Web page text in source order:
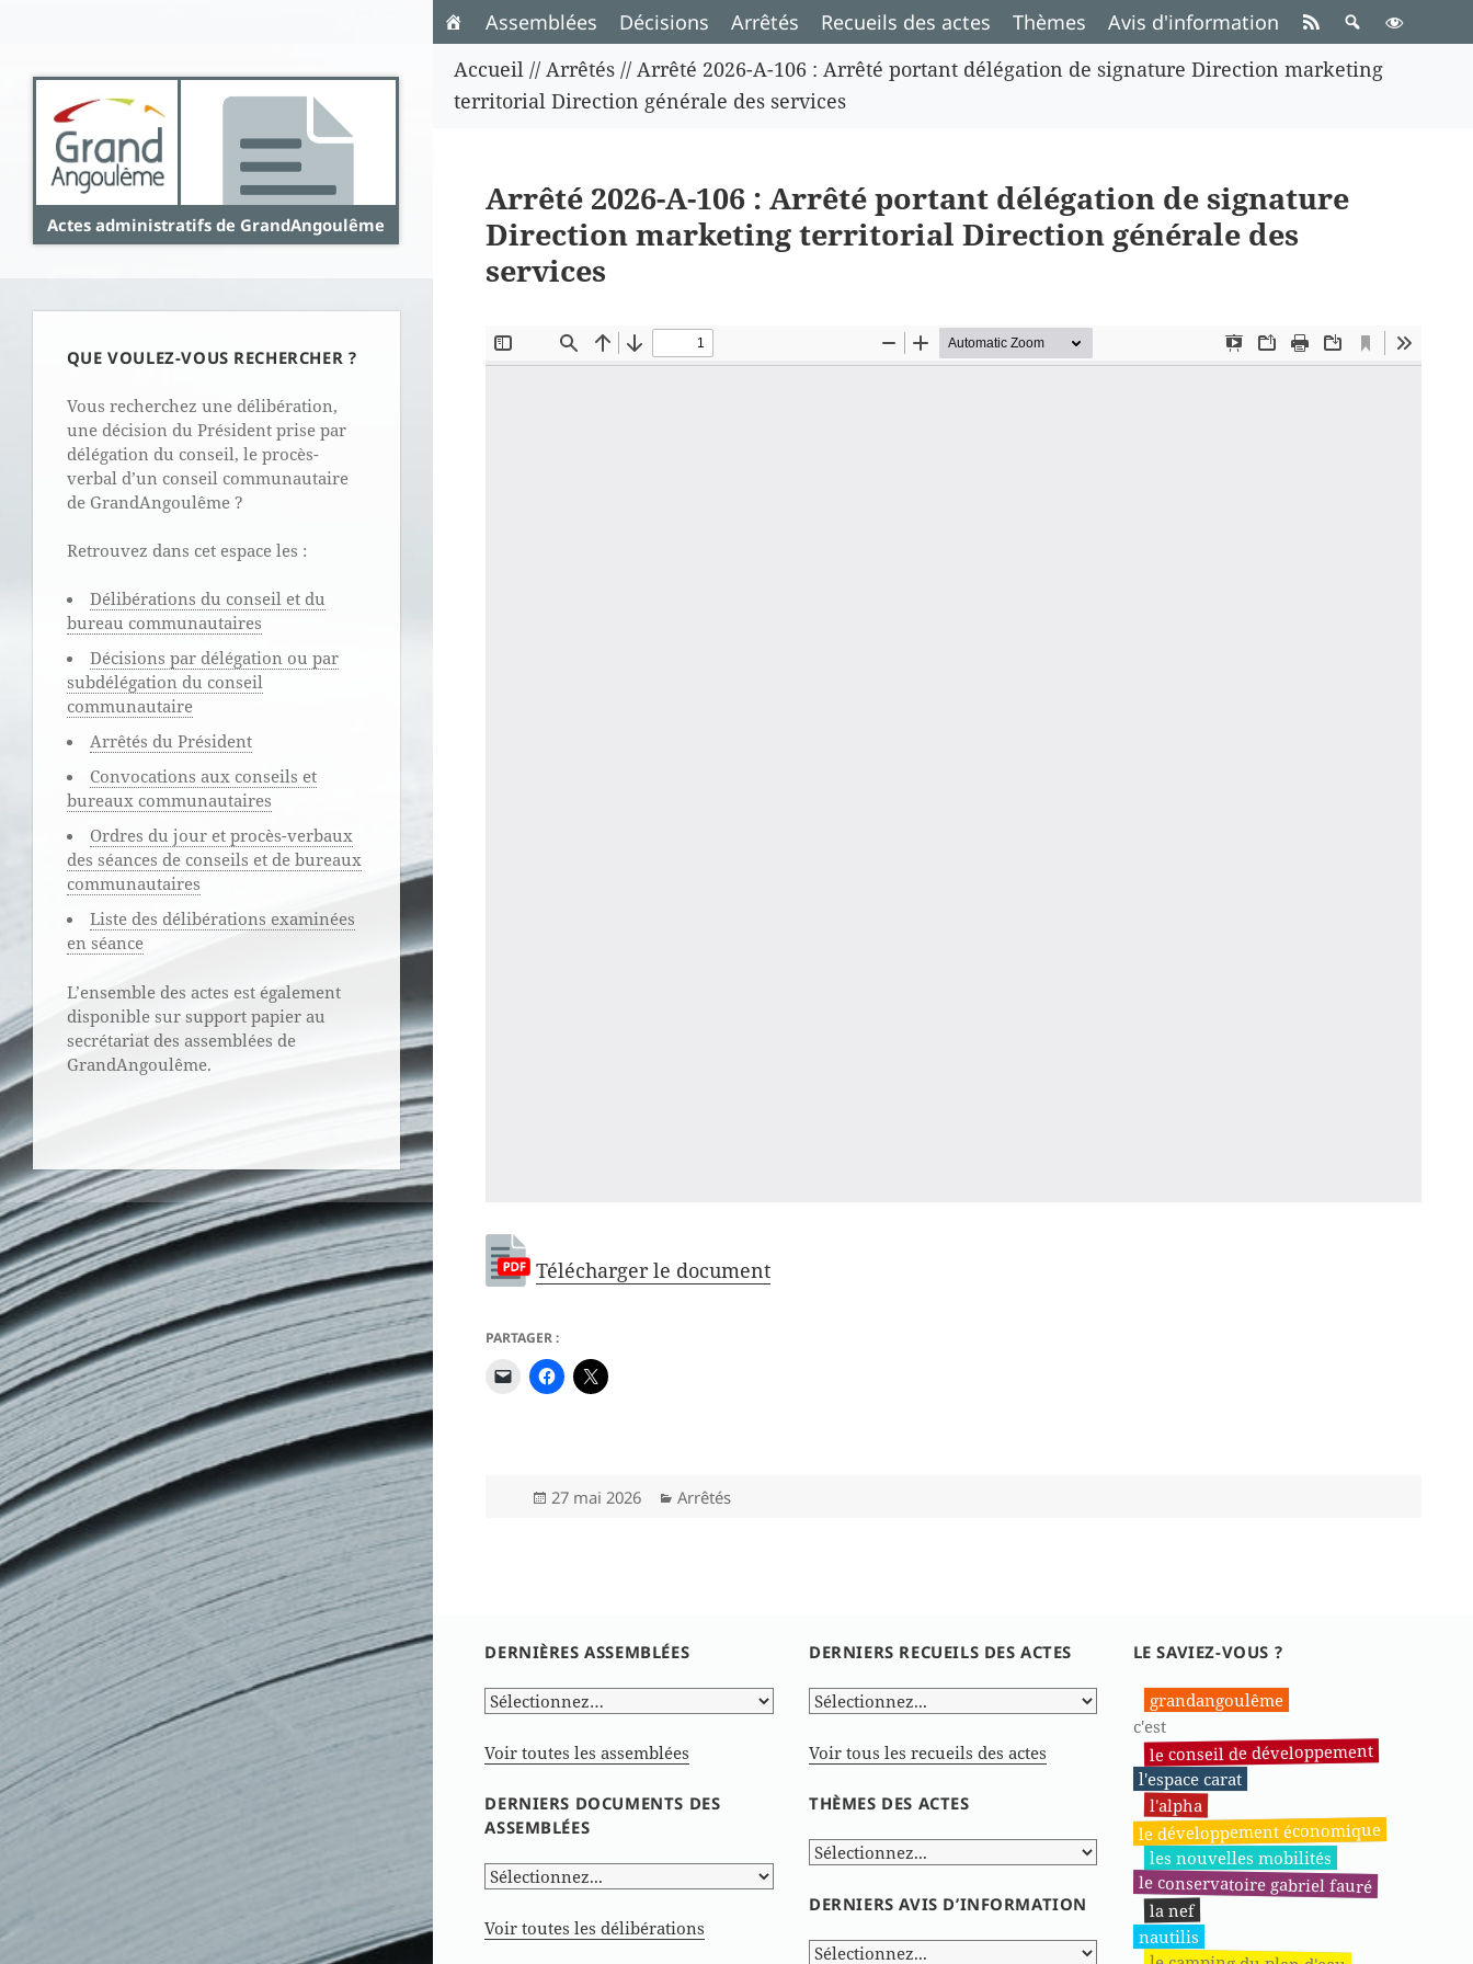
Actes administratifs de GrandAngoulême
QUE VOULEZ-VOUS RECHERCHER ?
Vous recherchez une délibération,
une décision du Président prise par
délégation du conseil, le procès-
verbal d’un conseil communautaire
de GrandAngoulême ?
Retrouvez dans cet espace les :
Délibérations du conseil et du
bureau communautaires
Décisions par délégation ou par
subdélégation du conseil
communautaire
Arrêtés du Président
Convocations aux conseils et
bureaux communautaires
Ordres du jour et procès-verbaux
des séances de conseils et de bureaux
communautaires
Liste des délibérations examinées
en séance
L’ensemble des actes est également
disponible sur support papier au
secrétariat des assemblées de
GrandAngoulême.
Assemblées Décisions Arrêtés Recueils des actes Thèmes
Avis d'information
Accueil //Arrêtés //Arrêté 2026-A-106 : Arrêté portant délégation de signature Direction marketing
territorial Direction générale des services
Arrêté 2026-A-106 : Arrêté portant délégation de signature
Direction marketing territorial Direction générale des
services
Télécharger le document
PARTAGER :
Publié
27 mai 2026 Catégories
Arrêtés
DERNIÈRES ASSEMBLÉES
Voir toutes les assemblées
DERNIERS DOCUMENTS DES
ASSEMBLÉES
Voir toutes les délibérations
DERNIERS RECUEILS DES ACTES
Voir tous les recueils des actes
THÈMES DES ACTES
DERNIERS AVIS D’INFORMATION
LE SAVIEZ-VOUS ?
grandangoulême
c'est
le conseil de développement
l'espace carat
l'alpha
le développement économique
les nouvelles mobilités
le conservatoire gabriel fauré
la nef
nautilis